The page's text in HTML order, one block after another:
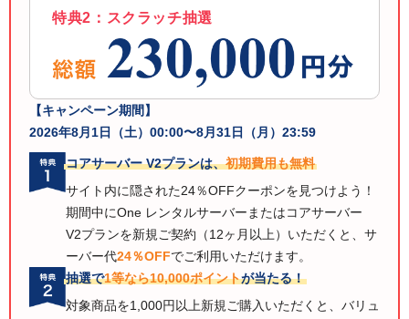
特典2：スクラッチ抽選
【キャンペーン期間】
2026年8月1日（土）00:00〜8月31日（月）23:59
コアサーバー V2プランは、初期費用も無料
サイト内に隠された24％OFFクーポンを見つけよう！
期間中にOne レンタルサーバーまたはコアサーバー
V2プランを新規ご契約（12ヶ月以上）いただくと、サ
ーバー代24％OFFでご利用いただけます。
抽選で1等なら10,000ポイントが当たる！
対象商品を1,000円以上新規ご購入いただくと、バリュ